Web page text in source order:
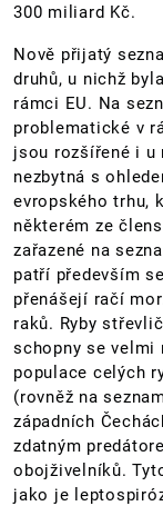
300 miliard Kč.
Nově přijatý
druhů, u nichž
rámci EU. Na
problematické v
jsou rozšířené i u
nezbytná s
evropského trhu,
některém ze
zařazené na
patří především
přenášejí račí
raků. Ryby
schopny se velmi
populace celých
(rovněž na
západních
zdatným
obojživelníků.
jako je